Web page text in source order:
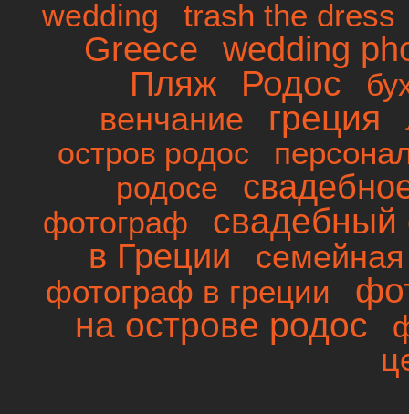
wedding trash the dress
Greece wedding
Пляж Родос
венчание греция
остров родос
родосе
фотограф свадебный
в Греции
фотограф в греции
на острове родос